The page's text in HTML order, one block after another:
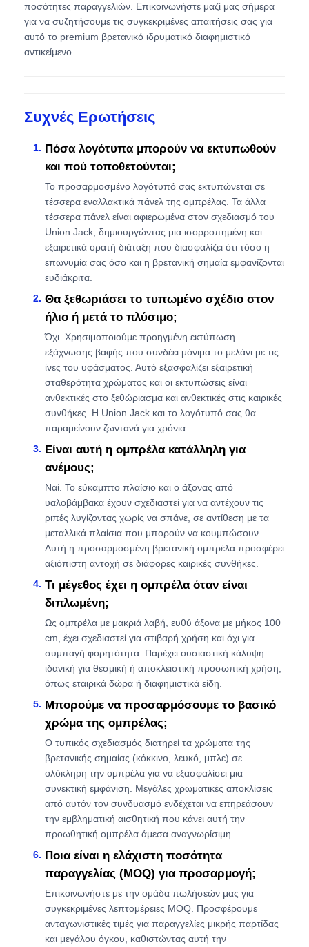
ποσότητες παραγγελιών. Επικοινωνήστε μαζί μας σήμερα
για να συζητήσουμε τις συγκεκριμένες απαιτήσεις σας για
αυτό το premium βρετανικό ιδρυματικό διαφημιστικό
αντικείμενο.
Συχνές Ερωτήσεις
Πόσα λογότυπα μπορούν να εκτυπωθούν
και πού τοποθετούνται;
Το προσαρμοσμένο λογότυπό σας εκτυπώνεται σε
τέσσερα εναλλακτικά πάνελ της ομπρέλας. Τα άλλα
τέσσερα πάνελ είναι αφιερωμένα στον σχεδιασμό του
Union Jack, δημιουργώντας μια ισορροπημένη και
εξαιρετικά ορατή διάταξη που διασφαλίζει ότι τόσο η
επωνυμία σας όσο και η βρετανική σημαία εμφανίζονται
ευδιάκριτα.
Θα ξεθωριάσει το τυπωμένο σχέδιο στον
ήλιο ή μετά το πλύσιμο;
Όχι. Χρησιμοποιούμε προηγμένη εκτύπωση
εξάχνωσης βαφής που συνδέει μόνιμα το μελάνι με τις
ίνες του υφάσματος. Αυτό εξασφαλίζει εξαιρετική
σταθερότητα χρώματος και οι εκτυπώσεις είναι
ανθεκτικές στο ξεθώριασμα και ανθεκτικές στις καιρικές
συνθήκες. Η Union Jack και το λογότυπό σας θα
παραμείνουν ζωντανά για χρόνια.
Είναι αυτή η ομπρέλα κατάλληλη για
ανέμους;
Ναί. Το εύκαμπτο πλαίσιο και ο άξονας από
υαλοβάμβακα έχουν σχεδιαστεί για να αντέχουν τις
ριπές λυγίζοντας χωρίς να σπάνε, σε αντίθεση με τα
μεταλλικά πλαίσια που μπορούν να κουμπώσουν.
Αυτή η προσαρμοσμένη βρετανική ομπρέλα προσφέρει
αξιόπιστη αντοχή σε διάφορες καιρικές συνθήκες.
Τι μέγεθος έχει η ομπρέλα όταν είναι
διπλωμένη;
Ως ομπρέλα με μακριά λαβή, ευθύ άξονα με μήκος 100
cm, έχει σχεδιαστεί για στιβαρή χρήση και όχι για
συμπαγή φορητότητα. Παρέχει ουσιαστική κάλυψη
ιδανική για θεσμική ή αποκλειστική προσωπική χρήση,
όπως εταιρικά δώρα ή διαφημιστικά είδη.
Μπορούμε να προσαρμόσουμε το βασικό
χρώμα της ομπρέλας;
Ο τυπικός σχεδιασμός διατηρεί τα χρώματα της
βρετανικής σημαίας (κόκκινο, λευκό, μπλε) σε
ολόκληρη την ομπρέλα για να εξασφαλίσει μια
συνεκτική εμφάνιση. Μεγάλες χρωματικές αποκλίσεις
από αυτόν τον συνδυασμό ενδέχεται να επηρεάσουν
την εμβληματική αισθητική που κάνει αυτή την
προωθητική ομπρέλα άμεσα αναγνωρίσιμη.
Ποια είναι η ελάχιστη ποσότητα
παραγγελίας (MOQ) για προσαρμογή;
Επικοινωνήστε με την ομάδα πωλήσεών μας για
συγκεκριμένες λεπτομέρειες MOQ. Προσφέρουμε
ανταγωνιστικές τιμές για παραγγελίες μικρής παρτίδας
και μεγάλου όγκου, καθιστώντας αυτή την